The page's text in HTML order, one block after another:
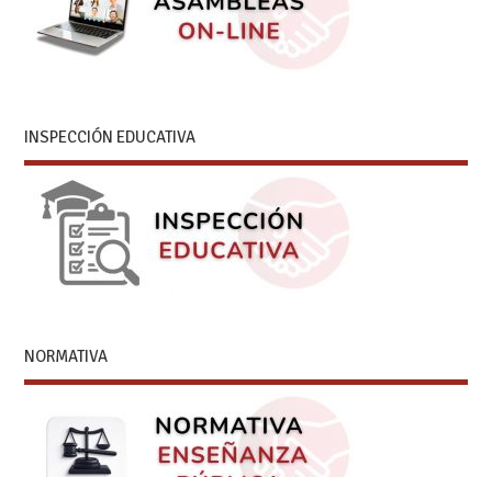
INSPECCIÓN EDUCATIVA
NORMATIVA